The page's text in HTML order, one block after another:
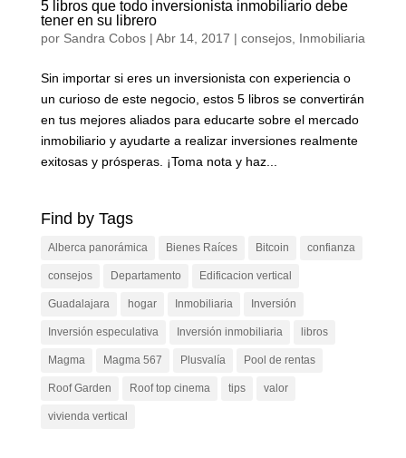
5 libros que todo inversionista inmobiliario debe
tener en su librero
por Sandra Cobos| Abr 14, 2017 | consejos, Inmobiliaria
Sin importar si eres un inversionista con experiencia o
un curioso de este negocio, estos 5 libros se convertirán
en tus mejores aliados para educarte sobre el mercado
inmobiliario y ayudarte a realizar inversiones realmente
exitosas y prósperas. ¡Toma nota y haz...
Find by Tags
Alberca panorámica Bienes Raíces Bitcoin confianza
consejos Departamento Edificacion vertical
Guadalajara hogar Inmobiliaria Inversión
Inversión especulativa Inversión inmobiliaria libros
Magma Magma 567 Plusvalía Pool de rentas
Roof Garden Roof top cinema tips valor
vivienda vertical